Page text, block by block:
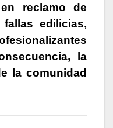
reclamo de
edilicias,
la
la comunidad